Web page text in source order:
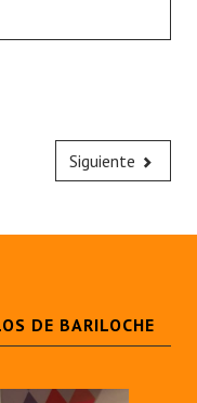
Siguiente
DE BARILOCHE